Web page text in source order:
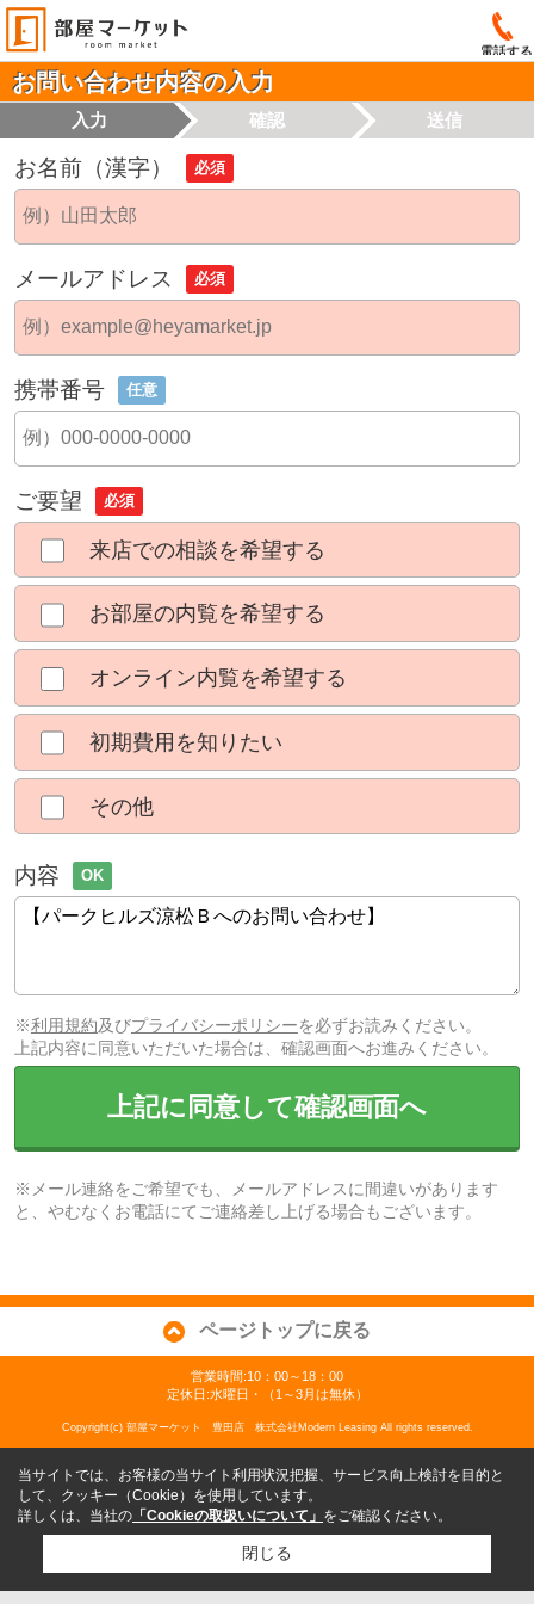
電話する
お問い合わせ内容の入力
入力 確認 送信
お名前（漢字） 必須
メールアドレス 必須
携帯番号 任意
ご要望 必須
来店での相談を希望する
お部屋の内覧を希望する
オンライン内覧を希望する
初期費用を知りたい
その他
内容 OK
※利用規約及びプライバシーポリシーを必ずお読みください。
上記内容に同意いただいた場合は、確認画面へお進みください。
上記に同意して確認画面へ
※メール連絡をご希望でも、メールアドレスに間違いがあります
と、やむなくお電話にてご連絡差し上げる場合もございます。
ページトップに戻る
営業時間:10：00～18：00
定休日:水曜日・（1～3月は無休）
Copyright(c) 部屋マーケット 豊田店 株式会社Modern Leasing All rights reserved.
当サイトでは、お客様の当サイト利用状況把握、サービス向上検討を目的と
して、クッキー（Cookie）を使用しています。
詳しくは、当社の 「Cookieの取扱いについて」 をご確認ください。
閉じる